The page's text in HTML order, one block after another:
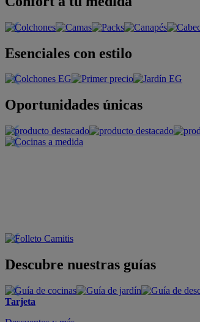
Esenciales con estilo
Oportunidades únicas
Descubre nuestras guías
Tarjeta